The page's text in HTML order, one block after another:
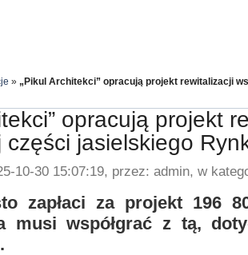
» „Pikul Architekci” opracują projekt rewitalizacji
opracują projekt
części jasielskiego
10-30 15:07:19, przez: admin, w
zapłaci za projekt 196
musi współgrać z tą,